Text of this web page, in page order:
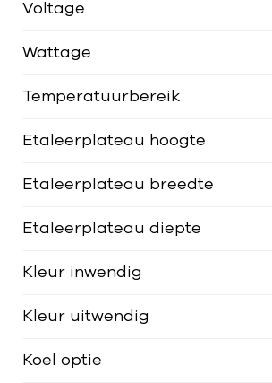
Voltage
Wattage
Temperatuurbereik
Etaleerplateau hoogte
Etaleerplateau breedte
Etaleerplateau diepte
Kleur inwendig
Kleur uitwendig
Koel optie